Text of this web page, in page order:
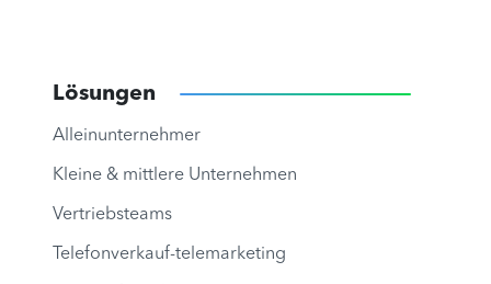
Lösungen
Alleinunternehmer
Kleine & mittlere Unternehmen
Vertriebsteams
Telefonverkauf-telemarketing